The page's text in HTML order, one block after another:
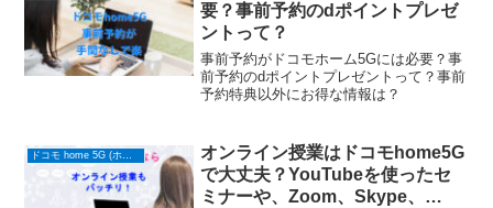
要？事前予約のdポイントプレゼ
ントって？
事前予約がドコモホーム5Gには必要？事
前予約のdポイントプレゼントって？事前
予約特典以外にお得な情報は？
ドコモ home 5G (ホームルーター)
オンライン授業はドコモhome5G
で大丈夫？YouTubeを使ったセ
ミナーや、Zoom、Skype、